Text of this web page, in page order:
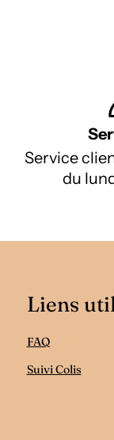
Service
du
Liens
FAQ
Suivi Colis